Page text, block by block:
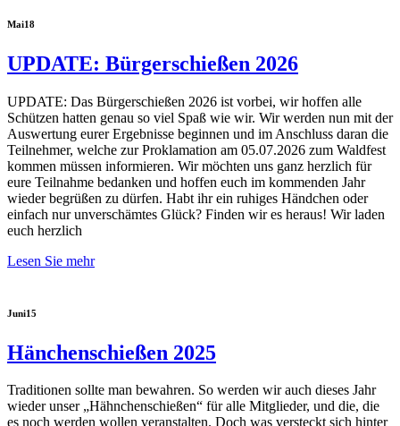
Mai18
UPDATE: Bürgerschießen 2026
UPDATE: Das Bürgerschießen 2026 ist vorbei, wir hoffen alle
Schützen hatten genau so viel Spaß wie wir. Wir werden nun mit der
Auswertung eurer Ergebnisse beginnen und im Anschluss daran die
Teilnehmer, welche zur Proklamation am 05.07.2026 zum Waldfest
kommen müssen informieren. Wir möchten uns ganz herzlich für
eure Teilnahme bedanken und hoffen euch im kommenden Jahr
wieder begrüßen zu dürfen. Habt ihr ein ruhiges Händchen oder
einfach nur unverschämtes Glück? Finden wir es heraus! Wir laden
euch herzlich
Lesen Sie mehr
Juni15
Hänchenschießen 2025
Traditionen sollte man bewahren. So werden wir auch dieses Jahr
wieder unser „Hähnchenschießen“ für alle Mitglieder, und die, die
es noch werden wollen veranstalten. Doch was versteckt sich hinter